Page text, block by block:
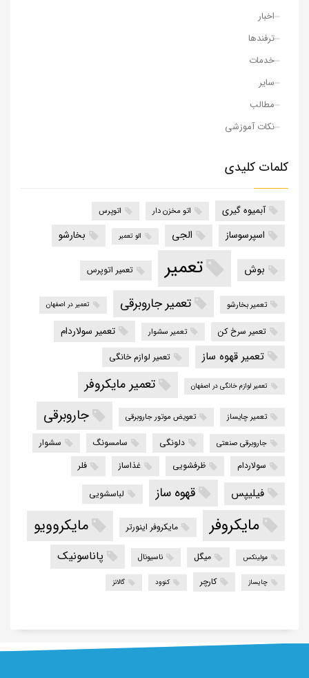
اخبار
ترفندها
خدمات
سایر
مطالب
نکات آموزشی
کلمات کلیدی
آبمیوه گیری اتو مخزن دار اتوپرس
اسپرسوساز الجی الو تعمیر بخارشو
بوش تعمیر تعمیر اتوپرس
تعمیر بخارشو تعمیر جاروبرقی تعمیر در اصفهان
تعمیر سرخ کن تعمیر سشوار تعمیر سولاردام
تعمیر قهوه ساز تعمیر لوازم خانگی
تعمیر لوازم خانگی در اصفهان تعمیر مایکروفر
تعمیر چایساز تعویض موتور جاروبرقی جاروبرقی
جاروبرقی صنعتی دلونگی سامسونگ
سشوار
سولاردام
ظرفشویی غذاساز فلر
فیلیپس قهوه ساز لباسشویی
مایکروفر مایکروفر اینورتر مایکروویو
مولینکس میگل ناسیونال پاناسونیک
چایساز کارچر کنوود گالانز